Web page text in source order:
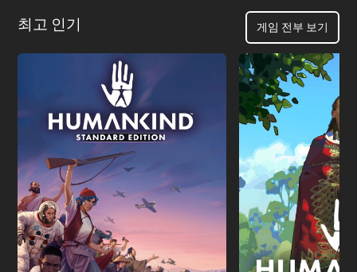
최고 인기 게임 전부 보기